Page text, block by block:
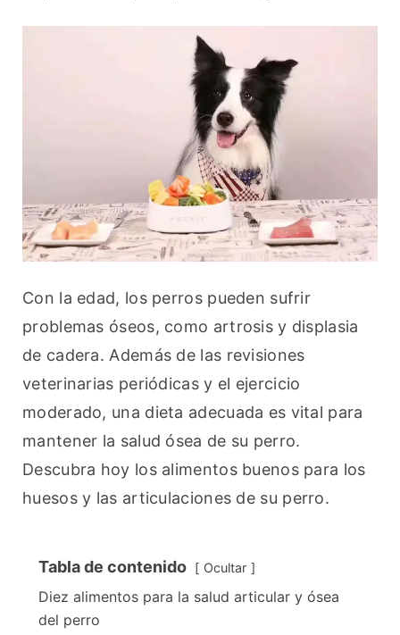
Con la edad, los perros pueden sufrir
problemas óseos, como artrosis y displasia
de cadera. Además de las revisiones
veterinarias periódicas y el ejercicio
moderado, una dieta adecuada es vital para
mantener la salud ósea de su perro.
Descubra hoy los alimentos buenos para los
huesos y las articulaciones de su perro.
Tabla de contenido Ocultar
Diez alimentos para la salud articular y ósea
del perro